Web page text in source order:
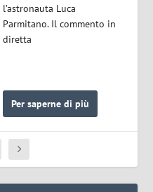
l’astronauta Luca
Parmitano. Il commento in
diretta
Per saperne di più